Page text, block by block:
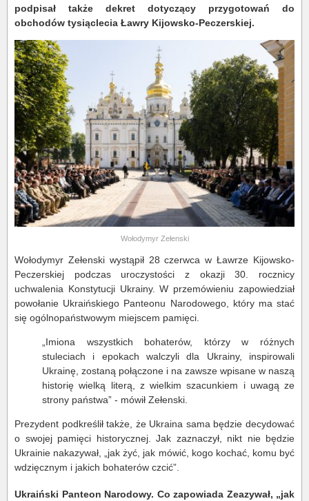
podpisał także dekret dotyczący przygotowań do
obchodów tysiąclecia Ławry Kijowsko-Peczerskiej.
Wołodymyr Zełenski
Wołodymyr Zełenski wystąpił 28 czerwca w Ławrze Kijowsko-
Peczerskiej podczas uroczystości z okazji 30. rocznicy
uchwalenia Konstytucji Ukrainy. W przemówieniu zapowiedział
powołanie Ukraińskiego Panteonu Narodowego, który ma stać
się ogólnopaństwowym miejscem pamięci.
„Imiona wszystkich bohaterów, którzy w różnych
stuleciach i epokach walczyli dla Ukrainy, inspirowali
Ukrainę, zostaną połączone i na zawsze wpisane w naszą
historię wielką literą, z wielkim szacunkiem i uwagą ze
strony państwa” - mówił Zełenski.
Prezydent podkreślił także, że Ukraina sama będzie decydować
o swojej pamięci historycznej. Jak zaznaczył, nikt nie będzie
Ukrainie nakazywał, „jak żyć, jak mówić, kogo kochać, komu być
wdzięcznym i jakich bohaterów czcić”.
Ukraiński Panteon Narodowy. Co zapowiada Zeazywał, „jak